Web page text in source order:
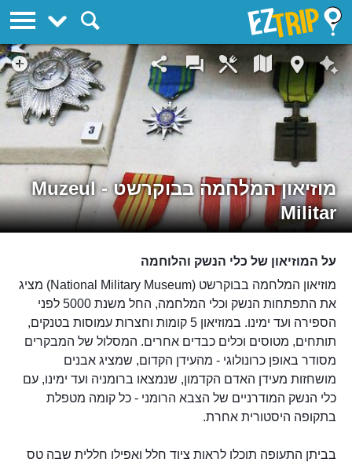
מוזיאון המלחמה בבוקרשט - Muzeul
Militar
על המוזיאון של כלי הנשק והלוחמה
מוזיאון המלחמה בבוקרשט (National Military Museum) מציג
את התפתחות הנשק וכלי המלחמה, החל משנת 5000 לפני
הספירה ועד ימינו. במוזיאון 5 קומות וחצרות עמוסות בטנקים,
תותחים, מטוסים וכלים כבדים אחרים. המסלול של המבקרים
מסודר באופן כרונולוגי - מהעידן הקדום, שמציג אבנים
מושחזות מעידן האדם הקדמון, שנמצאו ברומניה ועד ימינו, עם
כלי הנשק המודרניים של הצבא הרומני - כל קומה מטפלת
בתקופה היסטורית אחרת.
בביתן התעופה תוכלו לראות ציוד חלל ואפילו חללית שבה טס
EZTrip